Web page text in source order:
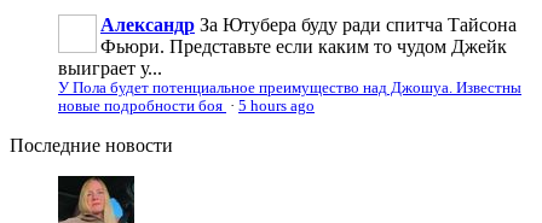
Александр За Ютубера буду ради спитча Тайсона
Фьюри. Представьте если каким то чудом Джейк
выиграет у...
У Пола будет потенциальное преимущество над Джошуа. Известны
новые подробности боя · 5 hours ago
Последние новости